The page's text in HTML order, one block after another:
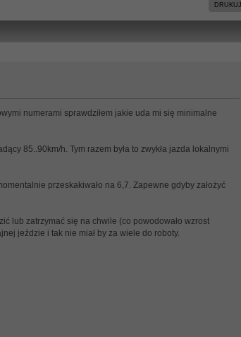
DRUKUJ
numerami sprawdziłem jakie uda mi się minimalne
85..90km/h. Tym razem była to zwykła jazda lokalnymi
przeskakiwało na 6,7. Zapewne gdyby założyć
lub zatrzymać się na chwile (co powodowało wzrost
jeździe i tak nie miał by za wiele do roboty.